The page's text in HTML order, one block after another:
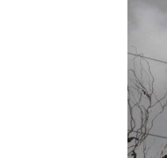
УКРАЇНСЬКА ПРОБЛЕМА КРИМУ